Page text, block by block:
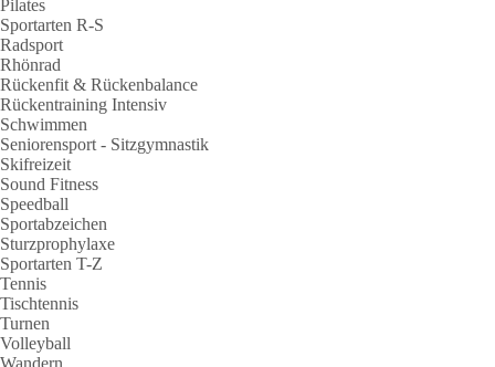
Pilates
Sportarten R-S
Radsport
Rhönrad
Rückenfit & Rückenbalance
Rückentraining Intensiv
Schwimmen
Seniorensport - Sitzgymnastik
Skifreizeit
Sound Fitness
Speedball
Sportabzeichen
Sturzprophylaxe
Sportarten T-Z
Tennis
Tischtennis
Turnen
Volleyball
Wandern